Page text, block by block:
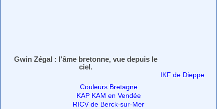
Gwin Zégal : l'âme bretonne, vue depuis le
ciel.
IKF de Dieppe
Couleurs Bretagne
KAP KAM en Vendée
RICV de Berck-sur-Mer